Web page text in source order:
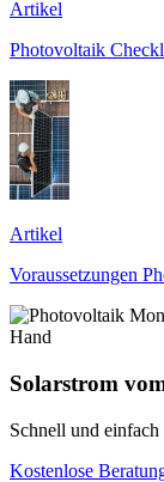
Artikel
Photovoltaik
Artikel
Voraussetzungen
Solarstrom
Schnell und
Kostenlose